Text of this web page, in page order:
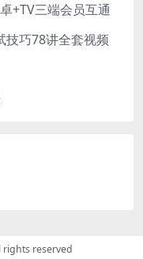
+TV三端会员互通
技巧78讲全套视频
rights reserved